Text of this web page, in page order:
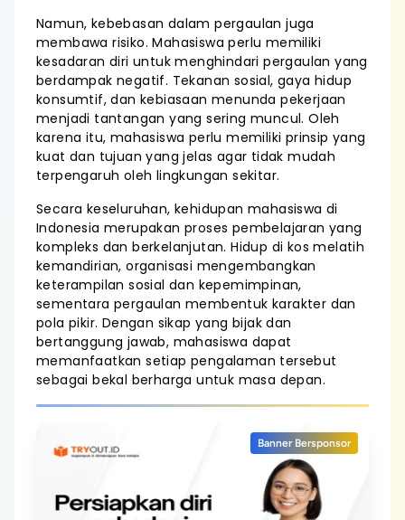
Namun, kebebasan dalam pergaulan juga
membawa risiko. Mahasiswa perlu memiliki
kesadaran diri untuk menghindari pergaulan yang
berdampak negatif. Tekanan sosial, gaya hidup
konsumtif, dan kebiasaan menunda pekerjaan
menjadi tantangan yang sering muncul. Oleh
karena itu, mahasiswa perlu memiliki prinsip yang
kuat dan tujuan yang jelas agar tidak mudah
terpengaruh oleh lingkungan sekitar.
Secara keseluruhan, kehidupan mahasiswa di
Indonesia merupakan proses pembelajaran yang
kompleks dan berkelanjutan. Hidup di kos melatih
kemandirian, organisasi mengembangkan
keterampilan sosial dan kepemimpinan,
sementara pergaulan membentuk karakter dan
pola pikir. Dengan sikap yang bijak dan
bertanggung jawab, mahasiswa dapat
memanfaatkan setiap pengalaman tersebut
sebagai bekal berharga untuk masa depan.
Banner Bersponsor